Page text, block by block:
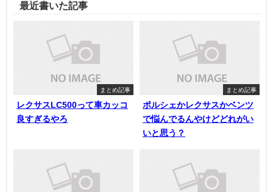
最近書いた記事
まとめ記事
レクサスLC500って車カッコ
良すぎるやろ
まとめ記事
ポルシェかレクサスかベンツ
で悩んでるんやけどどれがい
いと思う？